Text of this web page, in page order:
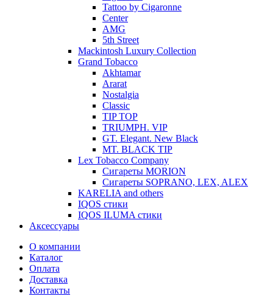
Tattoo by Cigaronne
Center
AMG
5th Street
Mackintosh Luxury Collection
Grand Tobacco
Akhtamar
Ararat
Nostalgia
Classic
TIP TOP
TRIUMPH. VIP
GT. Elegant. New Black
MT. BLACK TIP
Lex Tobacco Company
Сигареты MORION
Сигареты SOPRANO, LEX, ALEX
KARELIA and others
IQOS стики
IQOS ILUMA стики
Аксессуары
О компании
Каталог
Оплата
Доставка
Контакты